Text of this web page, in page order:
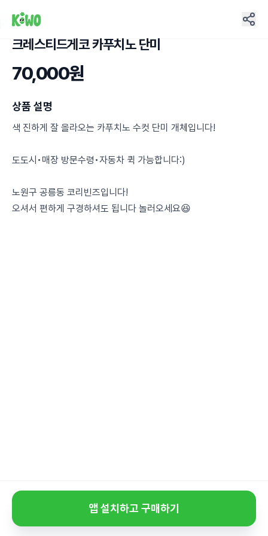
크레스티드게코 카푸치노 단미
70,000원
상품 설명
색 진하게 잘 올라오는 카푸치노 수컷 단미 개체입니다!
도도시•매장 방문수령•자동차 퀵 가능합니다:)
노원구 공릉동 코리빈즈입니다!
오셔서 편하게 구경하셔도 됩니다 놀러오세요😆
앱 설치하고 구매하기